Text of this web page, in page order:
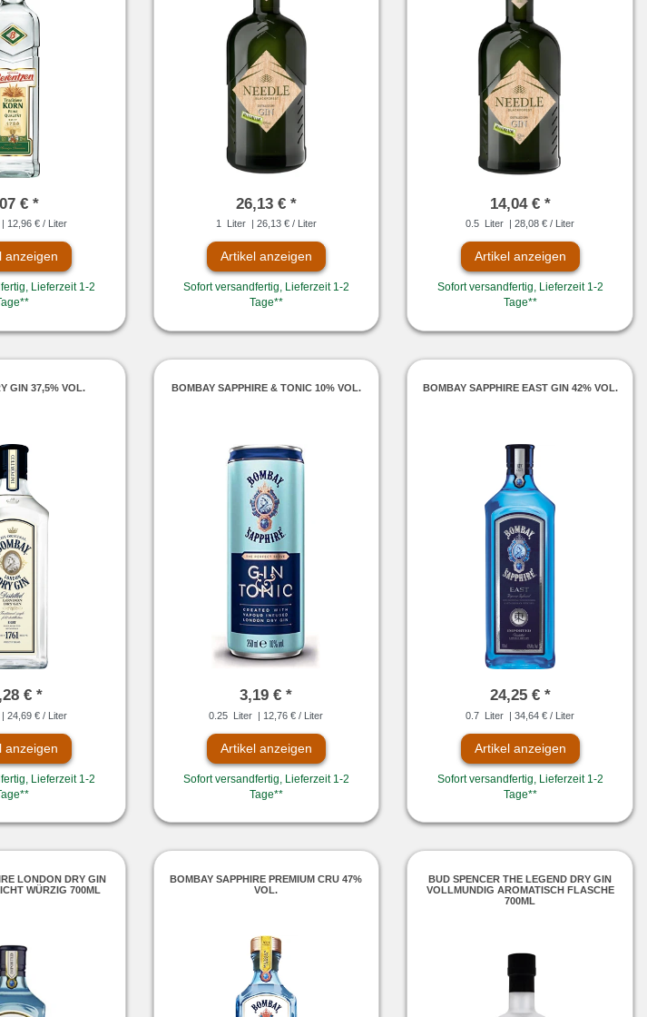
€ *
| 12,96 € / Liter
anzeigen
Lieferzeit 1-2
26,13 € *
1 Liter | 26,13 € / Liter
Artikel anzeigen
Sofort versandfertig, Lieferzeit 1-2
Tage**
14,04 € *
0.5 Liter | 28,08 € / Liter
Artikel anzeigen
Sofort versandfertig, Lieferzeit 1-2
Tage**
GIN 37,5% VOL.
€ *
| 24,69 € / Liter
anzeigen
Lieferzeit 1-2
BOMBAY SAPPHIRE & TONIC 10% VOL.
3,19 € *
0.25 Liter | 12,76 € / Liter
Artikel anzeigen
Sofort versandfertig, Lieferzeit 1-2
Tage**
BOMBAY SAPPHIRE EAST GIN 42% VOL.
24,25 € *
0.7 Liter | 34,64 € / Liter
Artikel anzeigen
Sofort versandfertig, Lieferzeit 1-2
Tage**
LONDON DRY GIN
WÜRZIG 700ML
BOMBAY SAPPHIRE PREMIUM CRU 47%
VOL.
BUD SPENCER THE LEGEND DRY GIN
VOLLMUNDIG AROMATISCH FLASCHE
700ML